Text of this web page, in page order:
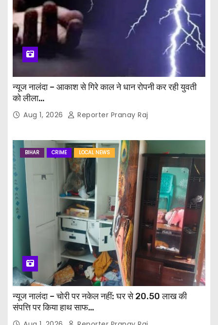
न्यूज नालंदा – आकाश से गिरे काल ने धान रोपनी कर रही युवती
को लीला…
Aug 1, 2026 Reporter Pranay Raj
BIHAR CRIME LOCAL NEWS
न्यूज नालंदा – चोरी पर नकेल नहीं: घर से 20.50 लाख की
संपत्ति पर किया हाथ साफ…